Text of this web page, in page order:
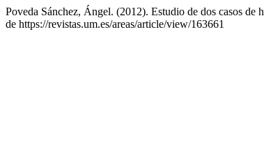
Poveda Sánchez, Ángel. (2012). Estudio de dos casos
de https://revistas.um.es/areas/article/view/163661